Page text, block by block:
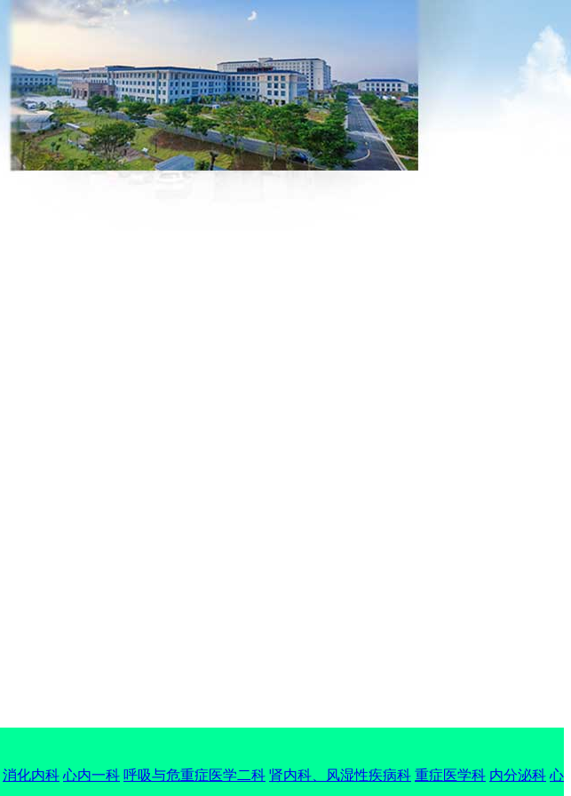
消化内科 心内一科 呼吸与危重症医学二科 肾内科、风湿性疾病科 重症医学科 内分泌科 心